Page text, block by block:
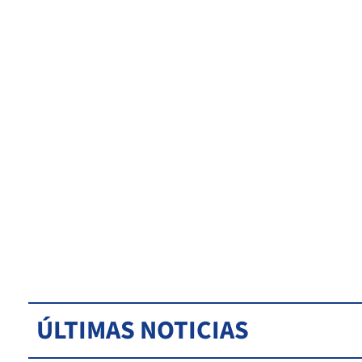
ÚLTIMAS NOTICIAS